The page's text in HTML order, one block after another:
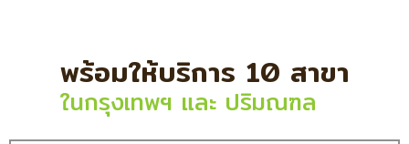
พร้อมให้บริการ 10 สาขา
ในกรุงเทพฯ และ ปริมณฑล